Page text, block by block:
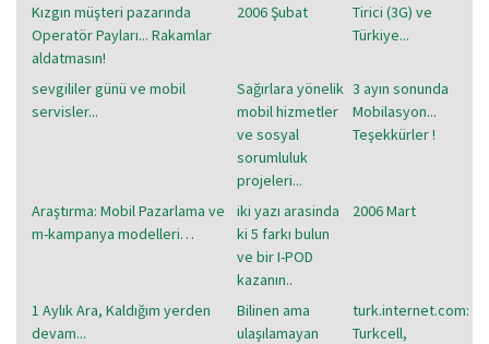
Kızgın müşteri pazarında
Operatör Payları... Rakamlar
aldatmasın!
2006 Şubat
Tirici (3G) ve
Türkiye...
sevgililer günü ve mobil
servisler...
Sağırlara yönelik
mobil hizmetler
ve sosyal
sorumluluk
projeleri...
3 ayın sonunda
Mobilasyon...
Teşekkürler !
Araştırma: Mobil Pazarlama ve
m-kampanya modelleri…
iki yazı arasinda
ki 5 farkı bulun
ve bir I-POD
kazanın..
2006 Mart
1 Aylık Ara, Kaldığım yerden
devam...
Bilinen ama
ulaşılamayan
turk.internet.com:
Turkcell,